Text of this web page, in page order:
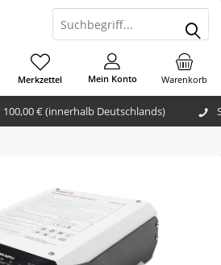
€ (innerhalb Deutschlands)
Warenkorb
Merkzettel Mein Konto